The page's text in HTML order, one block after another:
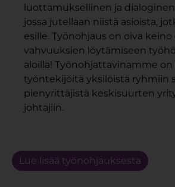
luottamuksellinen ja
jossa jutellaan niistä asioista,
esille. Työnohjaus on oiva
vahvuuksien löytämiseen
aloilla! Työnohjattavinamme on
työntekijöitä yksilöistä ryhmiin
pienyrittäjistä keskisuurten
johtajiin.
Lue lisää työnohjauksesta